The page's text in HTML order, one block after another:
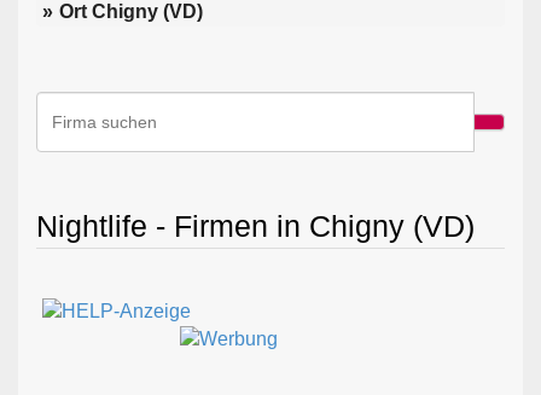
Ort Chigny (VD)
Nightlife - Firmen in Chigny (VD)